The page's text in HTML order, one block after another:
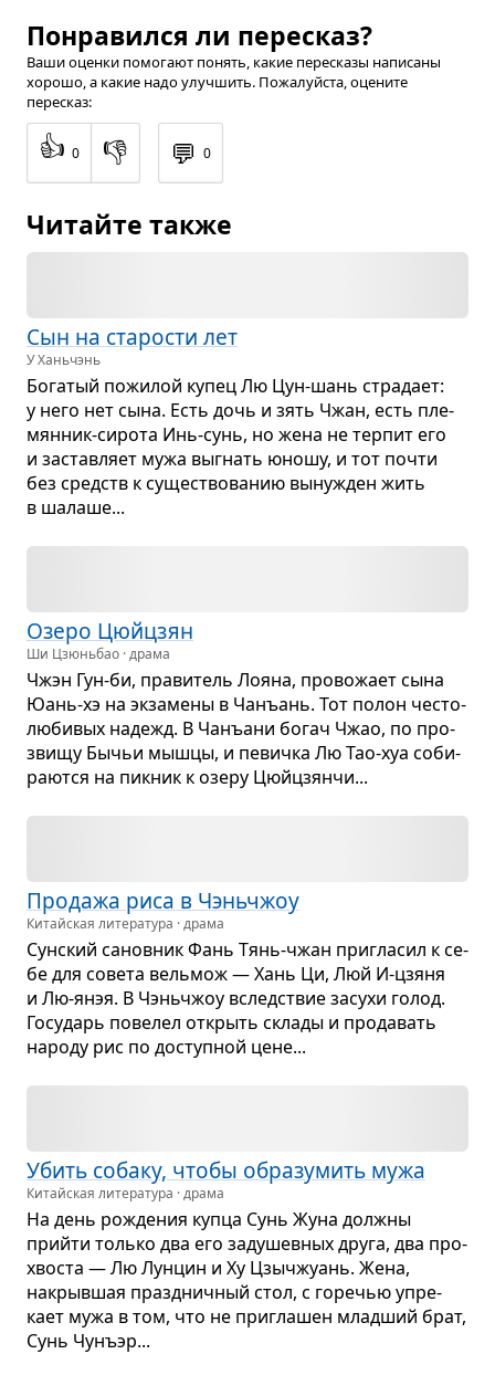
Понравился ли пересказ?
Ваши оценки помогают понять, какие пересказы написаны
хорошо, а какие надо улучшить. Пожалуйста, оцените
пересказ:
👍 0 👎 💬 0
Читайте также
Сын на ста­ро­сти лет
У Ханьчэнь
Бога­тый пожи­лой купец Лю Цун-шань стра­дает:
у него нет сына. Есть дочь и зять Чжан, есть пле­
мян­ник-сирота Инь-сунь, но жена не тер­пит его
и застав­ляет мужа выгнать юношу, и тот почти
без средств к суще­ство­ва­нию выну­жден жить
в шалаше...
Озеро Цюйц­зян
Ши Цзюньбао · драма
Чжэн Гун-би, пра­ви­тель Лояна, про­во­жает сына
Юань-хэ на экза­мены в Чанъань. Тот полон често­
лю­би­вых надежд. В Чанъани богач Чжао, по про­
звищу Бычьи мышцы, и певичка Лю Тао-хуа соби­
ра­ются на пик­ник к озеру Цюйц­зянчи...
Про­дажа риса в Чэнь­чжоу
Китайская литература · драма
Сун­ский санов­ник Фань Тянь-чжан при­гла­сил к се­
бе для совета вель­мож — Хань Ци, Люй И-цзяня
и Лю-янэя. В Чэнь­чжоу вслед­ствие засухи голод.
Госу­дарь пове­лел открыть склады и про­да­вать
народу рис по доступ­ной цене...
Убить собаку, чтобы обра­зу­мить мужа
Китайская литература · драма
На день рожде­ния купца Сунь Жуна должны
прийти только два его заду­шев­ных друга, два про­
хво­ста — Лю Лун­цин и Ху Цзычжу­ань. Жена,
накрыв­шая празд­нич­ный стол, с горе­чью упре­
кает мужа в том, что не при­гла­шен млад­ший брат,
Сунь Чунъэр...